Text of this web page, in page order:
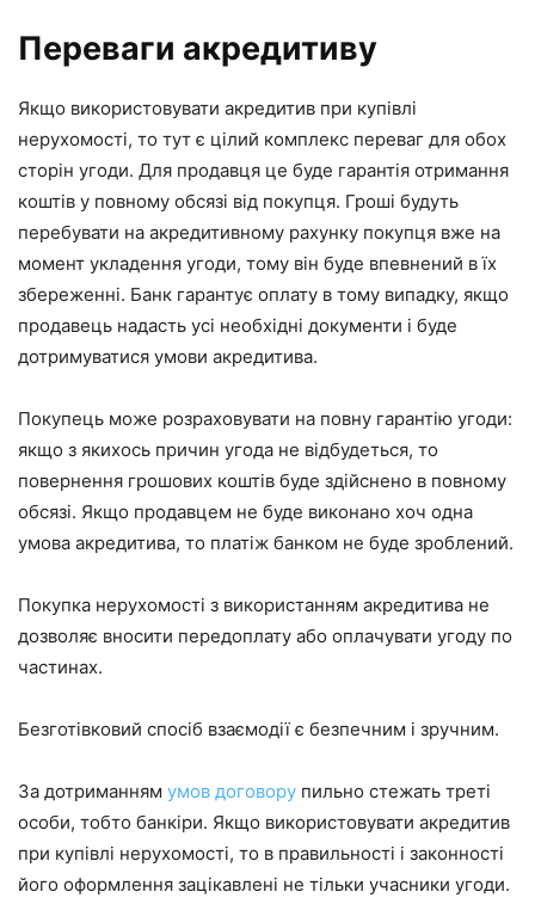
Переваги акредитиву
Якщо використовувати акредитив при купівлі
нерухомості, то тут є цілий комплекс переваг для обох
сторін угоди. Для продавця це буде гарантія отримання
коштів у повному обсязі від покупця. Гроші будуть
перебувати на акредитивному рахунку покупця вже на
момент укладення угоди, тому він буде впевнений в їх
збереженні. Банк гарантує оплату в тому випадку, якщо
продавець надасть усі необхідні документи і буде
дотримуватися умови акредитива.
Покупець може розраховувати на повну гарантію угоди:
якщо з якихось причин угода не відбудеться, то
повернення грошових коштів буде здійснено в повному
обсязі. Якщо продавцем не буде виконано хоч одна
умова акредитива, то платіж банком не буде зроблений.
Покупка нерухомості з використанням акредитива не
дозволяє вносити передоплату або оплачувати угоду по
частинах.
Безготівковий спосіб взаємодії є безпечним і зручним.
За дотриманням умов договору пильно стежать треті
особи, тобто банкіри. Якщо використовувати акредитив
при купівлі нерухомості, то в правильності і законності
його оформлення зацікавлені не тільки учасники угоди.